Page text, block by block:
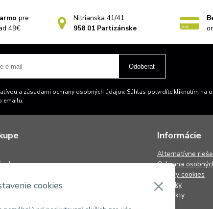
cookies
pre
49€
Nitrianska 41/41
958 01 Partizánske
Odoberať
a zásadami ochrany osobných údajov. Súhlas potvrdíte kliknutím na
emailu.
Informácie
Alternatívne
Ochrana
Súbory cookies
Novinky
Kontakty